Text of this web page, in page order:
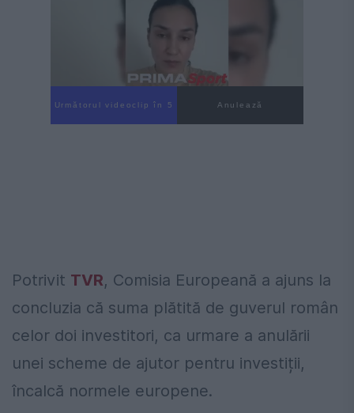
Următorul videoclip în 4 Anulează
Potrivit TVR, Comisia Europeană a ajuns la
concluzia că suma plătită de guverul român
celor doi investitori, ca urmare a anulării
unei scheme de ajutor pentru investiții,
încalcă normele europene.